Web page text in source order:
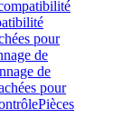
pour
de
de
pour
Pièces